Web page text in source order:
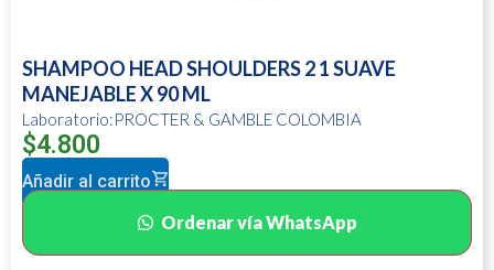
SHAMPOO HEAD SHOULDERS 2 1 SUAVE
MANEJABLE X 90 ML
Laboratorio:PROCTER & GAMBLE COLOMBIA
$4.800
Añadir al carrito
Ordenar vía WhatsApp